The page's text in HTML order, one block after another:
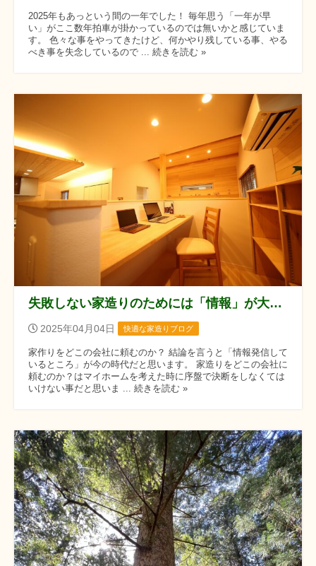
2025年もあっという間の一年でした！ 毎年思う「一年が早
い」がここ数年拍車が掛かっているのでは無いかと感じていま
す。 色々な事をやってきたけど、何かやり残している事、やる
べき事を失念しているので ... 続きを読む »
失敗しない家造りのためには「情報」が大事です。
2025年04月04日 快適な家造りブログ
家作りをどこの会社に頼むのか？ 結論を言うと「情報発信して
いるところ」が今の時代だと思います。 家造りをどこの会社に
頼むのか？はマイホームを考えた時に序盤で決断をしなくては
いけない事だと思いま ... 続きを読む »